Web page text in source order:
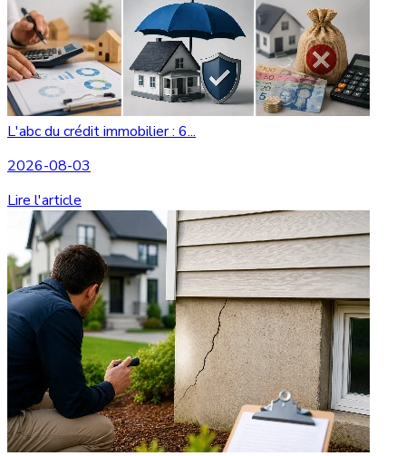
L'abc du crédit immobilier : 6...
2026-08-03
Lire l'article